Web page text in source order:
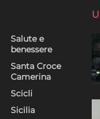
Salute e
benessere
Santa Croce
Camerina
Scicli
Sicilia